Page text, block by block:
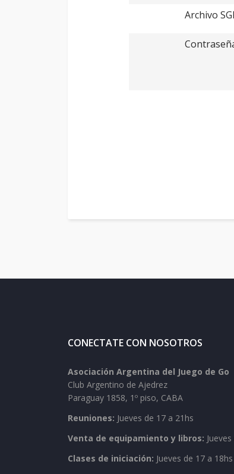
Archivo
CONECTATE CON NOSOTROS
Asociación Argentina del Juego de Go
Club Argentino de Ajedrez
Paraguay 1858, 1º piso, CABA
Reuniones: Jueves de 17 a 21hs
Venta de equipamiento y libros:
Clases de iniciación: Jueves de 17 a 18hs